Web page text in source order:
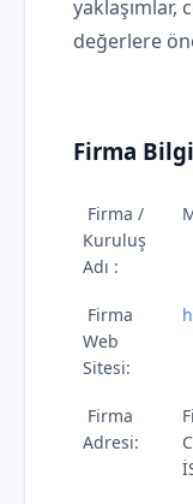
yaklaşımlar,
değerlere
Firma
Firma /
Kuruluş
Adı :
Firma
Web
Sitesi:
Firma
Adresi: